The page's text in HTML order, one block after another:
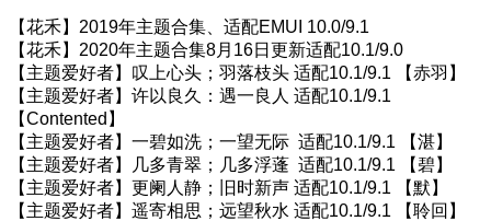
【花禾】2019年主题合集、适配EMUI 10.0/9.1
【花禾】2020年主题合集8月16日更新适配10.1/9.0
【主题爱好者】叹上心头；羽落枝头 适配10.1/9.1 【赤羽】
【主题爱好者】许以良久：遇一良人 适配10.1/9.1
【Contented】
【主题爱好者】一碧如洗；一望无际 适配10.1/9.1 【湛】
【主题爱好者】几多青翠；几多浮蓬 适配10.1/9.1 【碧】
【主题爱好者】更阑人静；旧时新声 适配10.1/9.1 【默】
【主题爱好者】遥寄相思；远望秋水 适配10.1/9.1 【聆回】